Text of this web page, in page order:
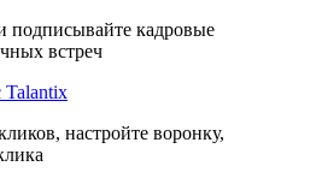
подписывайте кадровые
встреч
Talantix
настройте воронку,